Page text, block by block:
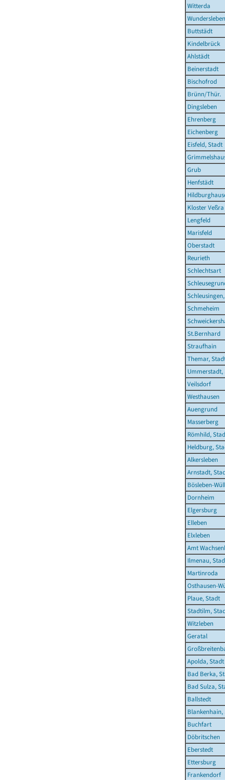
Witterda
Wundersleben
Buttstädt
Kindelbrück
Ahlstädt
Beinerstadt
Bischofrod
Brünn/Thür.
Dingsleben
Ehrenberg
Eichenberg
Eisfeld, Stadt
Grub
Henfstädt
Kloster Veßra
Lengfeld
Marisfeld
Oberstadt
Reurieth
Schlechtsart
Schmeheim
St.Bernhard
Straufhain
Themar,
Ummerstadt,
Veilsdorf
Westhausen
Auengrund
Masserberg
Römhild,
Heldburg,
Alkersleben
Arnstadt,
Bösleben-
Dornheim
Elgersburg
Elleben
Elxleben
Amt
Ilmenau,
Martinroda
Osthausen-
Plaue, Stadt
Stadtilm,
Witzleben
Geratal
Apolda, Stadt
Bad Berka,
Bad Sulza,
Ballstedt
Blankenhain,
Buchfart
Döbritschen
Eberstedt
Ettersburg
Frankendorf